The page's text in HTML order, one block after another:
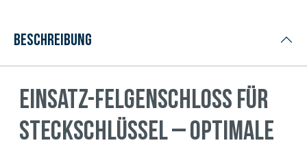
Beschreibung
Einsatz-Felgenschloss für
Steckschlüssel – Optimale